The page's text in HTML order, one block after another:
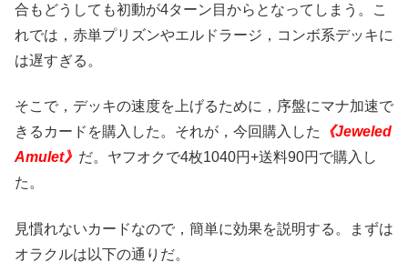
合もどうしても初動が4ターン目からとなってしまう。こ
れでは，赤単プリズンやエルドラージ，コンボ系デッキに
は遅すぎる。
そこで，デッキの速度を上げるために，序盤にマナ加速で
きるカードを購入した。それが，今回購入した
《Jeweled
Amulet》 だ。ヤフオクで4枚1040円+送料90円で購入し
た。
見慣れないカードなので，簡単に効果を説明する。まずは
オラクルは以下の通りだ。